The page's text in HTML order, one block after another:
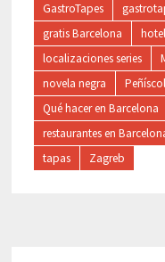
GastroTapes
gratis Barcelona
localizaciones series
novela negra
Qué hacer en Barcelona
restaurantes en
tapas
Zagreb